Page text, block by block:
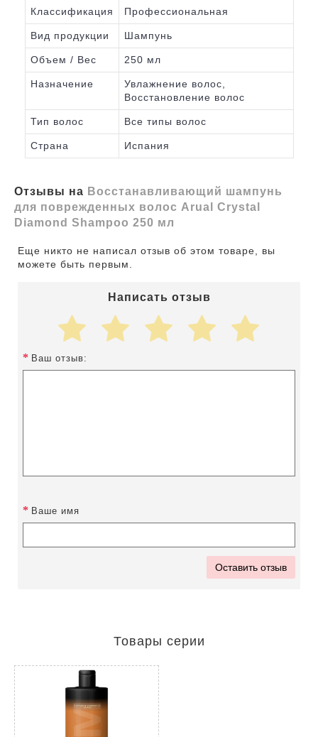
Классификация Профессиональная
Вид продукции Шампунь
Объем / Вес 250 мл
Назначение
Увлажнение волос,
Восстановление волос
Тип волос Все типы волос
Страна Испания
Отзывы на Восстанавливающий шампунь
для поврежденных волос Arual Crystal
Diamond Shampoo 250 мл
Еще никто не написал отзыв об этом товаре, вы
можете быть первым.
Написать отзыв
Ваш отзыв:
Ваше имя
Оставить отзыв
Товары серии